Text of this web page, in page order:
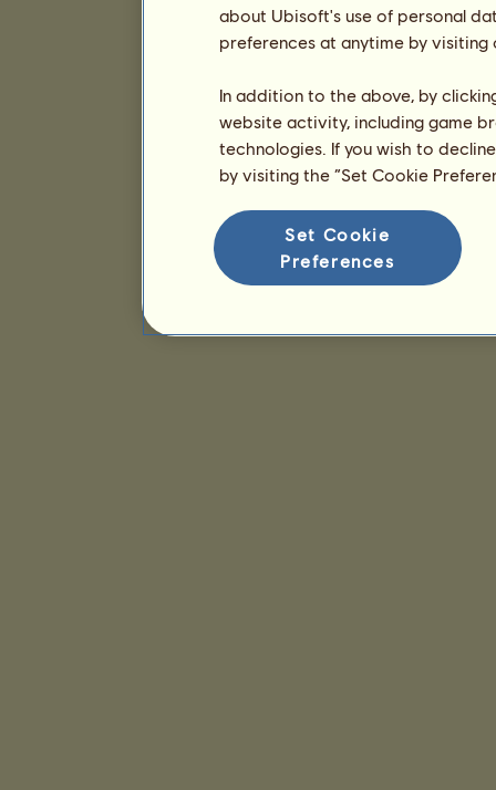
about Ubisoft's use of personal
preferences at anytime by
In addition to the above, by
website activity, including game
technologies. If you wish to
by visiting the “Set Cookie
Set Cookie
Preferences